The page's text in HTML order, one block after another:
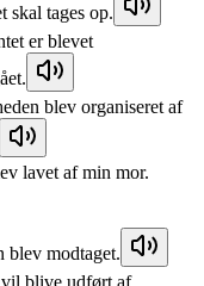
skal tages op.
er blevet
blev organiseret af
lavet af min mor.
blev modtaget.
blive udført af